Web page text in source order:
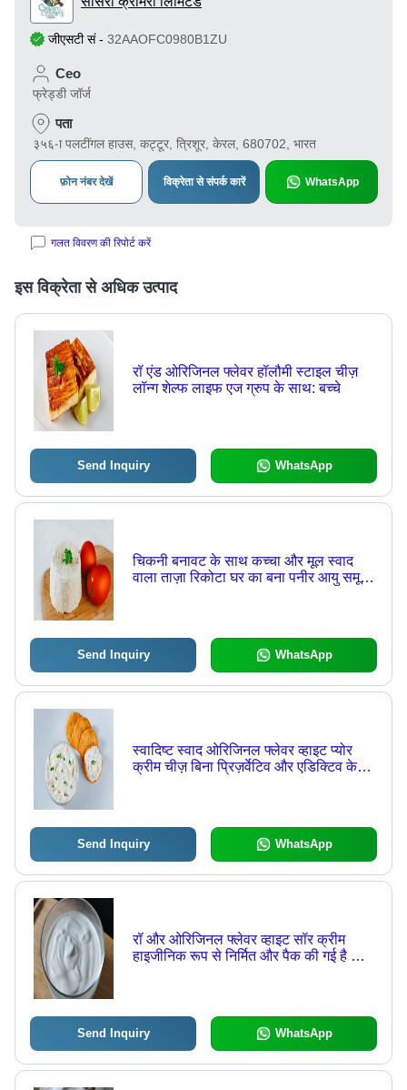
जीएसटी सं- 32AAOFC0980B1ZU
Ceo
फ्रेड्डी जॉर्ज
पता
३५६-ा पलटींगल हाउस, कट्टूर, त्रिशूर, केरल, 680702, भारत
फ़ोन नंबर देखें विक्रेता से संपर्क कारें WhatsApp
गलत विवरण की रिपोर्ट करें
इस विक्रेता से अधिक उत्पाद
रॉ एंड ओरिजिनल फ्लेवर हॉलौमी स्टाइल चीज़
लॉन्ग शेल्फ लाइफ एज ग्रुप के साथ: बच्चे
Send Inquiry WhatsApp
चिकनी बनावट के साथ कच्चा और मूल स्वाद
वाला ताज़ा रिकोटा घर का बना पनीर आयु समूह:
Send Inquiry WhatsApp
स्वादिष्ट स्वाद ओरिजिनल फ्लेवर व्हाइट प्योर
क्रीम चीज़ बिना प्रिज़र्वेटिव और एडिक्टिव के
Send Inquiry WhatsApp
रॉ और ओरिजिनल फ्लेवर व्हाइट सॉर क्रीम
हाइजीनिक रूप से निर्मित और पैक की गई है आयु
Send Inquiry WhatsApp